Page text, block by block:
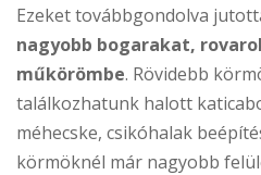
Ezeket továbbgondolva
nagyobb bogarakat,
műkörömbe. Rövidebb
találkozhatunk halott
méhecske, csikóhalak
körmöknél már nagyobb